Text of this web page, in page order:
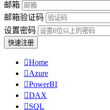
邮箱
邮箱验证码
设置密码
Home
Azure
PowerBI
DAX
SQL